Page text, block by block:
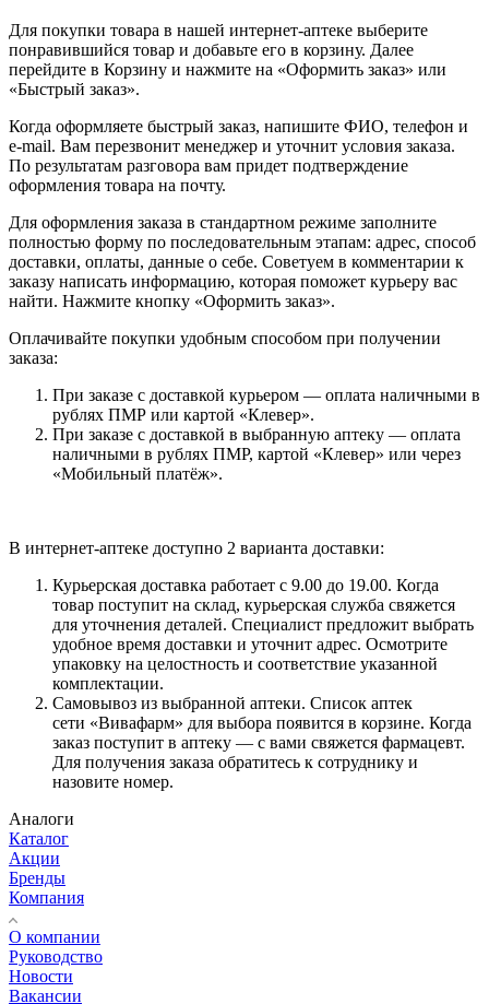
Для покупки товара в нашей интернет-аптеке выберите
понравившийся товар и добавьте его в корзину. Далее
перейдите в Корзину и нажмите на «Оформить заказ» или
«Быстрый заказ».
Когда оформляете быстрый заказ, напишите ФИО, телефон и
e-mail. Вам перезвонит менеджер и уточнит условия заказа.
По результатам разговора вам придет подтверждение
оформления товара на почту.
Для оформления заказа в стандартном режиме заполните
полностью форму по последовательным этапам: адрес, способ
доставки, оплаты, данные о себе. Советуем в комментарии к
заказу написать информацию, которая поможет курьеру вас
найти. Нажмите кнопку «Оформить заказ».
Оплачивайте покупки удобным способом при получении
заказа:
При заказе с доставкой курьером — оплата наличными в
рублях ПМР или картой «Клевер».
При заказе с доставкой в выбранную аптеку — оплата
наличными в рублях ПМР, картой «Клевер» или через
«Мобильный платёж».
В интернет-аптеке доступно 2 варианта доставки:
Курьерская доставка работает с 9.00 до 19.00. Когда
товар поступит на склад, курьерская служба свяжется
для уточнения деталей. Специалист предложит выбрать
удобное время доставки и уточнит адрес. Осмотрите
упаковку на целостность и соответствие указанной
комплектации.
Самовывоз из выбранной аптеки. Список аптек
сети «Вивафарм» для выбора появится в корзине. Когда
заказ поступит в аптеку — с вами свяжется фармацевт.
Для получения заказа обратитесь к сотруднику и
назовите номер.
Аналоги
Каталог
Акции
Бренды
Компания
О компании
Руководство
Новости
Вакансии